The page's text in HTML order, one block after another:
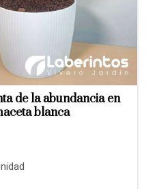
de la abundancia en
blanca